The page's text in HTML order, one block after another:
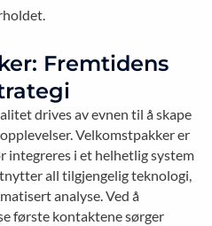
Fremtidens
drives av evnen til å skape
Velkomstpakker er
integreres i et helhetlig system
all tilgjengelig teknologi,
analyse. Ved å
første kontaktene sørger